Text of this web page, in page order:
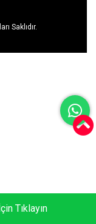
Saklıdır.
TıklayınÜye Girişi